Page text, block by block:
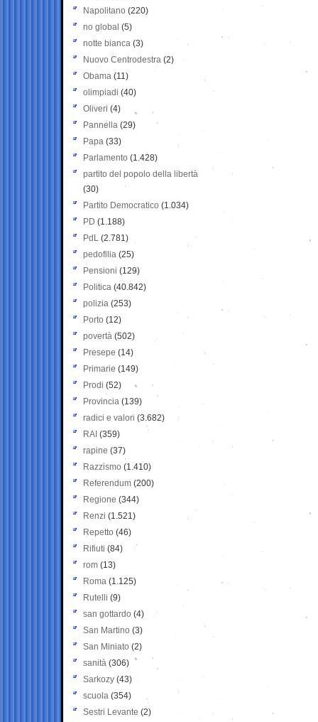
Napolitano (220)
no global (5)
notte bianca (3)
Nuovo Centrodestra (2)
Obama (11)
olimpiadi (40)
Oliveri (4)
Pannella (29)
Papa (33)
Parlamento (1.428)
partito del popolo della libertà
(30)
Partito Democratico (1.034)
PD (1.188)
PdL (2.781)
pedofilia (25)
Pensioni (129)
Politica (40.842)
polizia (253)
Porto (12)
povertà (502)
Presepe (14)
Primarie (149)
Prodi (52)
Provincia (139)
radici e valori (3.682)
RAI (359)
rapine (37)
Razzismo (1.410)
Referendum (200)
Regione (344)
Renzi (1.521)
Repetto (46)
Rifiuti (84)
rom (13)
Roma (1.125)
Rutelli (9)
san gottardo (4)
San Martino (3)
San Miniato (2)
sanità (306)
Sarkozy (43)
scuola (354)
Sestri Levante (2)